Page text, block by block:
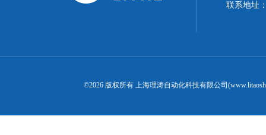
联系地址
©2026 版权所有 上海理涛自动化科技有限公司